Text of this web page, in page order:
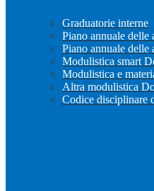
Graduatorie interne
Piano annuale delle
Piano annuale
Modulistica smart
Modulistica e
Altra modulistica
Codice disciplinare